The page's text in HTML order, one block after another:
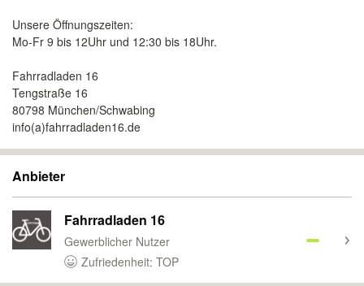
Unsere Öffnungszeiten:
Mo-Fr 9 bis 12Uhr und 12:30 bis 18Uhr.
Fahrradladen 16
Tengstraße 16
80798 München/Schwabing
info(a)fahrradladen16.de
Anbieter
Fahrradladen 16
Gewerblicher Nutzer
Zufriedenheit: TOP